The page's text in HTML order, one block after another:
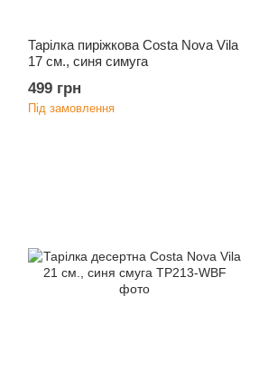
Тарілка пиріжкова Costa Nova Vila
17 см., синя симуга
499 грн
Під замовлення